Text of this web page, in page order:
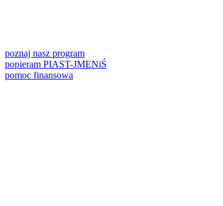
poznaj nasz program
popieram PIAST-JMENiŚ
pomoc finansowa